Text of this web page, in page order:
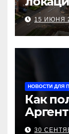
15 ИЮНЯ
НОВОСТИ ДЛЯ
Как
30